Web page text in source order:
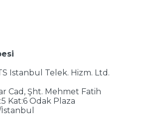
Istanbul Telek. Hizm. Ltd.
Cad, Şht. Mehmet Fatih
Kat:6 Odak Plaza